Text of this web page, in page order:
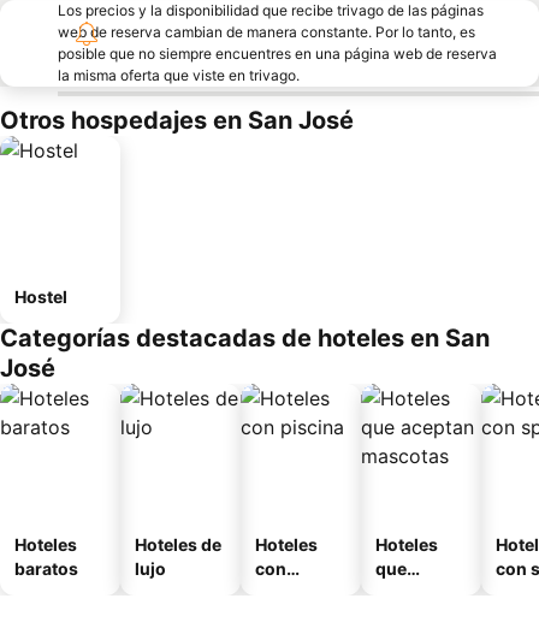
Los precios y la disponibilidad que recibe trivago de las páginas
web de reserva cambian de manera constante. Por lo tanto, es
posible que no siempre encuentres en una página web de reserva
la misma oferta que viste en trivago.
Otros hospedajes en San José
Hostel
Categorías destacadas de hoteles en San
José
Hoteles
baratos
Hoteles de
lujo
Hoteles
con
Hoteles
que
con